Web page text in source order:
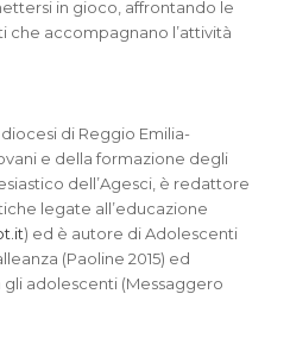
in gioco, affrontando le
che accompagnano l’attività
di Reggio Emilia-
e della formazione degli
dell’Agesci, è redattore
legate all’educazione
) ed è autore di Adolescenti
(Paoline 2015) ed
adolescenti (Messaggero